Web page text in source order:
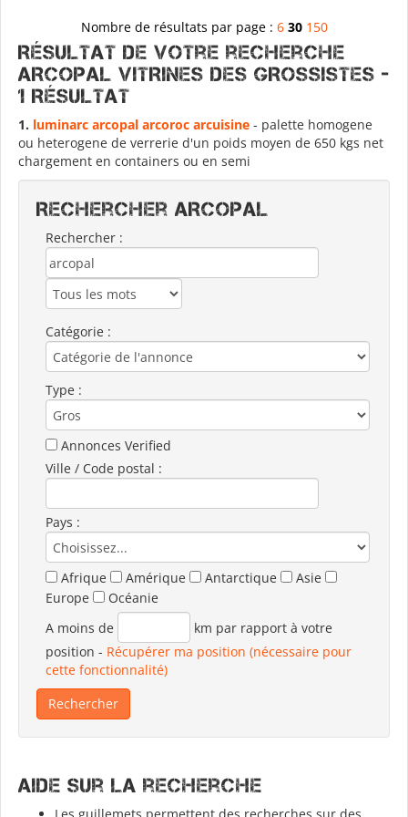
Nombre de résultats par page : 6 30 150
Résultat de votre recherche
ARCOPAL VITRINES DES GROSSISTES -
1 Résultat
1. luminarc arcopal arcoroc arcuisine - palette homogene
ou heterogene de verrerie d'un poids moyen de 650 kgs net
chargement en containers ou en semi
Rechercher ARCOPAL
Rechercher :
Catégorie :
Type :
Annonces Verified
Ville / Code postal :
Pays :
Afrique Amérique Antarctique
Asie
Europe
Océanie
A moins de
km par rapport à votre
position - Récupérer ma position (nécessaire pour
cette fonctionnalité)
Aide sur la recherche